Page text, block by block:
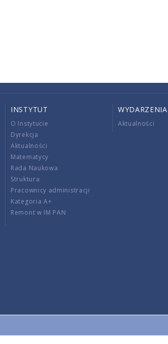
INSTYTUT
O Instytucie
Dyrekcja
Aktualności
Matematycy
Rada Naukowa
Struktura
Pracownicy administracji
Kategoria A+
Remont w IM PAN
WYDARZENIA
Aktualności